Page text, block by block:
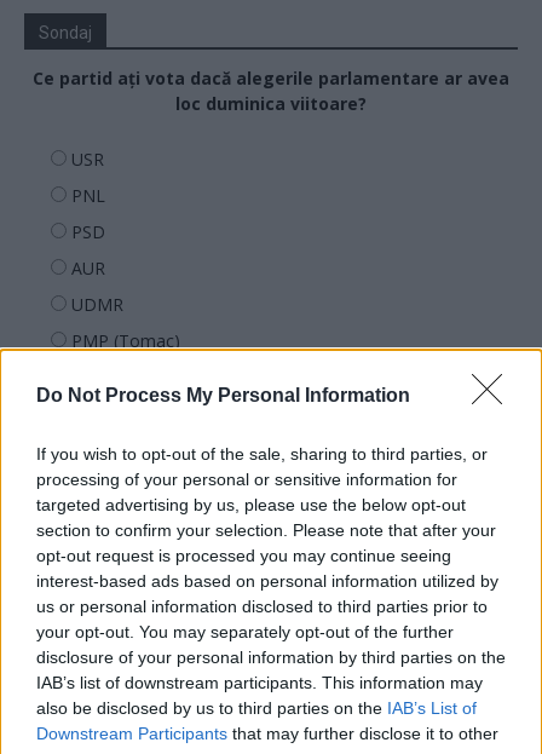
Do Not Process My Personal Information
If you wish to opt-out of the sale, sharing to third parties, or
processing of your personal or sensitive information for
targeted advertising by us, please use the below opt-out
section to confirm your selection. Please note that after your
opt-out request is processed you may continue seeing
interest-based ads based on personal information utilized by
us or personal information disclosed to third parties prior to
your opt-out. You may separately opt-out of the further
disclosure of your personal information by third parties on the
IAB’s list of downstream participants. This information may
also be disclosed by us to third parties on the IAB’s List of
Downstream Participants that may further disclose it to other
Sondaj
Ce partid ați vota dacă alegerile parlamentare ar avea
loc duminica viitoare?
USR
PNL
PSD
AUR
UDMR
PMP (Tomac)
REPER
SENS
SOS (Șoșoacă)
POT (Gavrilă)
PACE (Peia)
Acțiunea Conservatoare (Târziu)
PDF (Lazarus)
PUSL (D. Voiculescu)
PNȚCD (Pavelescu)